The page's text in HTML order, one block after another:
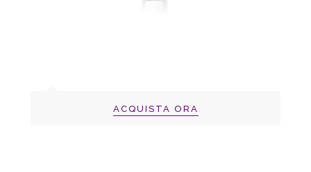
ACQUISTA ORA